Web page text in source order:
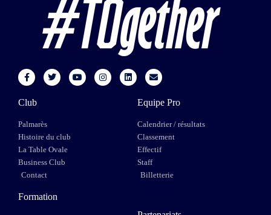
Club
Palmarès
Histoire du club
La Table Ovale
Business Club
Contact
Equipe Pro
Calendrier / résultats
Classement
Effectif
Staff
Billetterie
Formation